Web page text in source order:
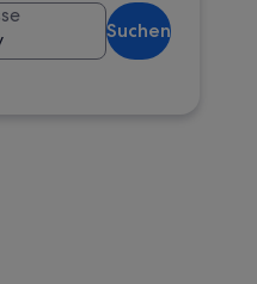
Suchen